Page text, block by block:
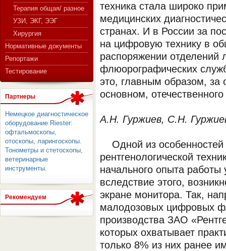
СЕРВЕР МЕДИЦИНСКОГО
Терапия общая/ разное
УЗИ, ЭКГ, ЭЭГ
Хирургия
Нормативные документы
Репортажи
Тестирование
Партнеры
Немецкое диагностическое
оборудование Riester:
офтальмоскопы,
отоскопы, ларингоскопы.
Тонометры и стетоскопы,
ветеринарные
инструменты.
Рекомендуем
техника стала широко
медицинских
странах. И в России за
на цифровую технику в
распоряжении отделений
флюорографических
это, главным образом,
основном,
А.Н. Гуржиев, С.Н.
Одной из особенностей
рентгенологической
начального опыта
вследствие этого,
экране монитора. Так,
малодозовых цифровых
производства ЗАО
которых охватывает
только 8% из них ранее